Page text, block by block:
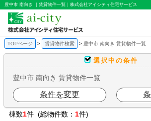
豊中市 南向き ｜賃貸物件一覧｜株式会社アイシティ住宅サービス
TOPページ 賃貸物件検索 豊中市 南向き 賃貸物件一覧
選択中の条件
豊中市 南向き 賃貸物件一覧
条件を変更
棟数1件 (総物件数： 1件)